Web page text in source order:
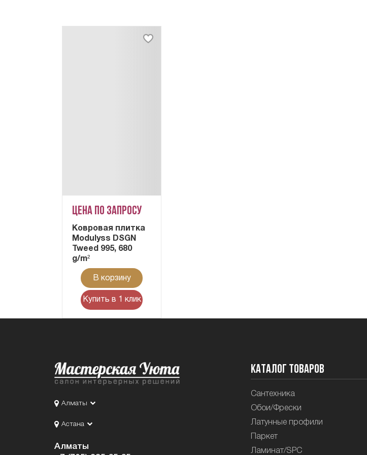
Цена по запросу
Ковровая плитка
Modulyss DSGN
Tweed 995, 680
g/m²
В корзину
Купить в 1 клик
Алматы
Астана
Алматы
Каталог товаров
Сантехника
Обои/Фрески
Латунные профили
Паркет
Ламинат/SPC